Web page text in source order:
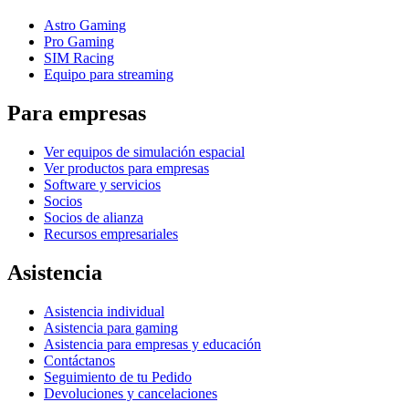
Astro Gaming
Pro Gaming
SIM Racing
Equipo para streaming
Para empresas
Ver equipos de simulación espacial
Ver productos para empresas
Software y servicios
Socios
Socios de alianza
Recursos empresariales
Asistencia
Asistencia individual
Asistencia para gaming
Asistencia para empresas y educación
Contáctanos
Seguimiento de tu Pedido
Devoluciones y cancelaciones